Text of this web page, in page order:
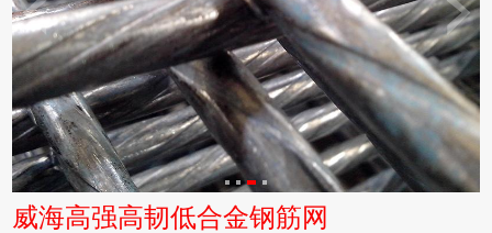
威海高强高韧低合金钢筋网